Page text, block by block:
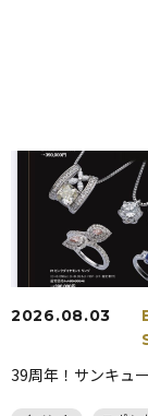
2026.08.03
39周年！サンキュ